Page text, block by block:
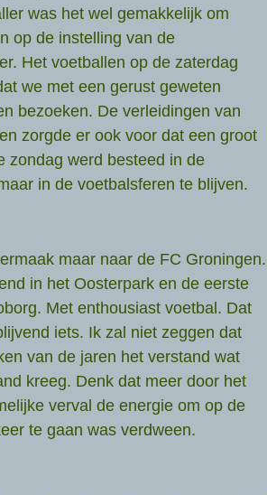
was het wel gemakkelijk om
op de instelling van de
Het voetballen op de zaterdag
we met een gerust geweten
bezoeken. De verleidingen van
zorgde er ook voor dat een groot
zondag werd besteed in de
in de voetbalsferen te blijven.
maar naar de FC Groningen.
in het Oosterpark en de eerste
Met enthousiast voetbal. Dat
iets. Ik zal niet zeggen dat
van de jaren het verstand wat
kreeg. Denk dat meer door het
verval de energie om op de
te gaan was verdween.